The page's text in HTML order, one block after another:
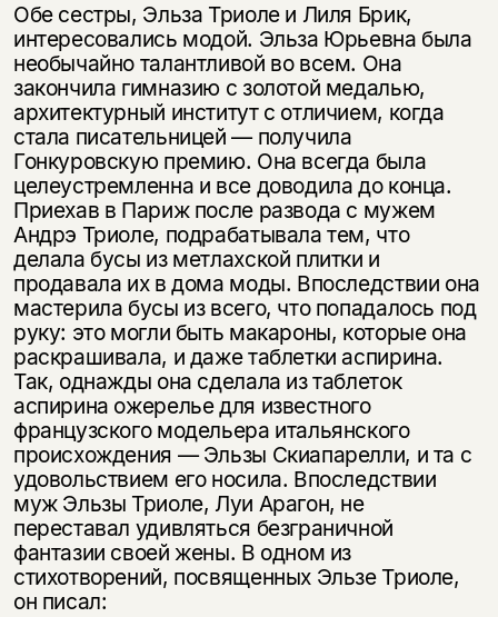
Обе сестры, Эльза Триоле и Лиля Брик,
интересовались модой. Эльза Юрьевна была
необычайно талантливой во всем. Она
закончила гимназию с золотой медалью,
архитектурный институт с отличием, когда
стала писательницей — получила
Гонкуровскую премию. Она всегда была
целеустремленна и все доводила до конца.
Приехав в Париж после развода с мужем
Андрэ Триоле, подрабатывала тем, что
делала бусы из метлахской плитки и
продавала их в дома моды. Впоследствии она
мастерила бусы из всего, что попадалось под
руку: это могли быть макароны, которые она
раскрашивала, и даже таблетки аспирина.
Так, однажды она сделала из таблеток
аспирина ожерелье для известного
французского модельера итальянского
происхождения — Эльзы Скиапарелли, и та с
удовольствием его носила. Впоследствии
муж Эльзы Триоле, Луи Арагон, не
переставал удивляться безграничной
фантазии своей жены. В одном из
стихотворений, посвященных Эльзе Триоле,
он писал: